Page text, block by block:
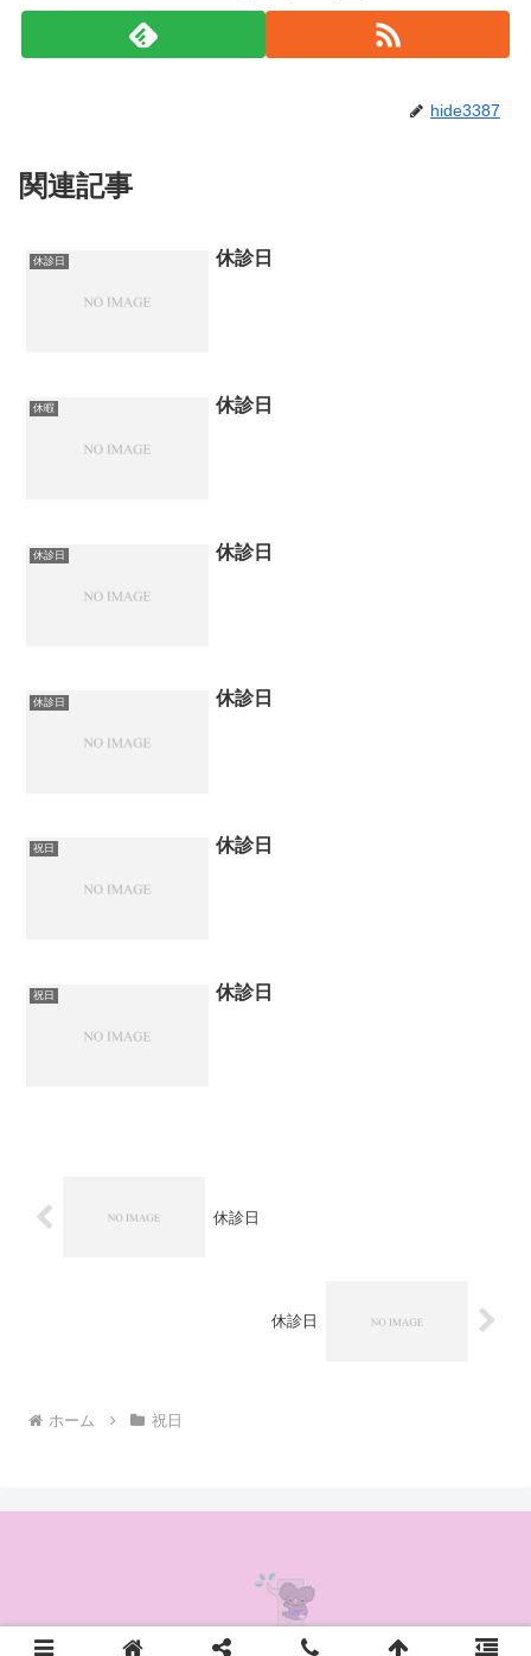
hide3387
関連記事
休診日 休診日
休暇 休診日
休診日 休診日
休診日 休診日
祝日 休診日
祝日 休診日
休診日
休診日
ホーム 祝日
© 2020 かんの耳鼻咽喉科クリニック.